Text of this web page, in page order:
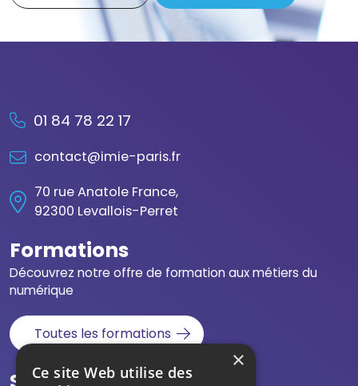
01 84 78 22 17
contact@imie-paris.fr
70 rue Anatole France,
92300 Levallois-Perret
Formations
Découvrez notre offre de formation aux métiers du
numérique
Toutes les formations
×
Ce site Web utilise des